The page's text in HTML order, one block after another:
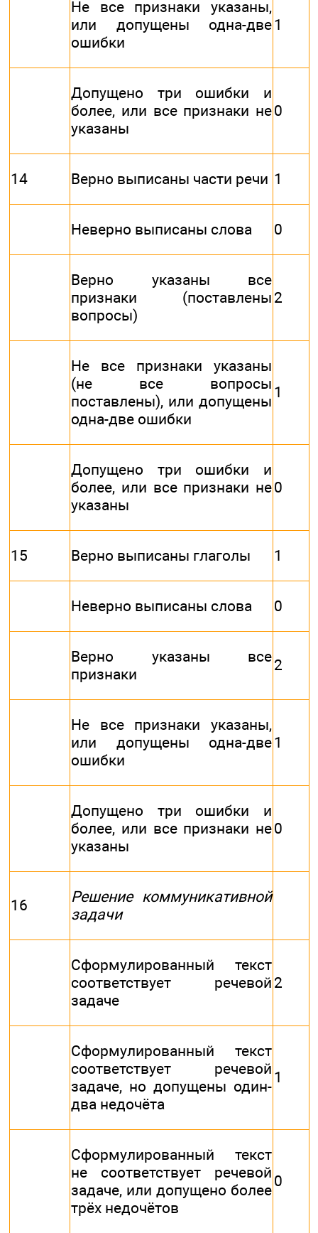
Не все признаки указаны,
или допущены одна-две
ошибки
1
Допущено три ошибки и
более, или все признаки не
указаны
0
14 Верно выписаны части речи 1
Неверно выписаны слова 0
Верно указаны все
признаки (поставлены
вопросы)
2
Не все признаки указаны
(не все вопросы
поставлены), или допущены
одна-две ошибки
1
Допущено три ошибки и
более, или все признаки не
указаны
0
15 Верно выписаны глаголы 1
Неверно выписаны слова 0
Верно указаны все
признаки
2
Не все признаки указаны,
или допущены одна-две
ошибки
1
Допущено три ошибки и
более, или все признаки не
указаны
0
16
Решение коммуникативной
задачи
Сформулированный текст
соответствует речевой
задаче
2
Сформулированный текст
соответствует речевой
задаче, но допущены один-
два недочёта
1
Сформулированный текст
не соответствует речевой
задаче, или допущено более
трёх недочётов
0